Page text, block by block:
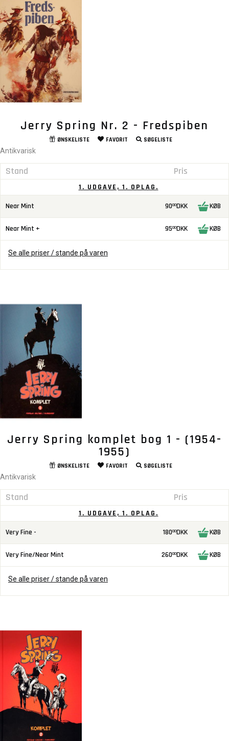
Jerry Spring Nr. 2 - Fredspiben
ØNSKELISTE FAVORIT SØGELISTE
Antikvarisk
Stand Pris
1. UDGAVE, 1. OPLAG.
Near Mint 9000DKK KØB
Near Mint + 9500DKK KØB
Se alle priser / stande på varen
Jerry Spring komplet bog 1 - (1954-
1955)
ØNSKELISTE FAVORIT SØGELISTE
Antikvarisk
Stand Pris
1. UDGAVE, 1. OPLAG.
Very Fine - 18000DKK KØB
Very Fine/Near Mint 26000DKK KØB
Se alle priser / stande på varen